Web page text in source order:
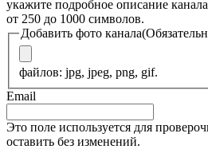
укажите подробное описание
от 250 до 1000 символов.
Добавить фото канала
файлов: jpg, jpeg, png, gif.
Email
Это поле используется для
оставить без изменений.